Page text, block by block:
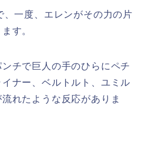
、一度、エレンがその力の片
す。
チで巨人の手のひらにペチ
ナー、ベルトルト、ユミル
れたような反応がありま